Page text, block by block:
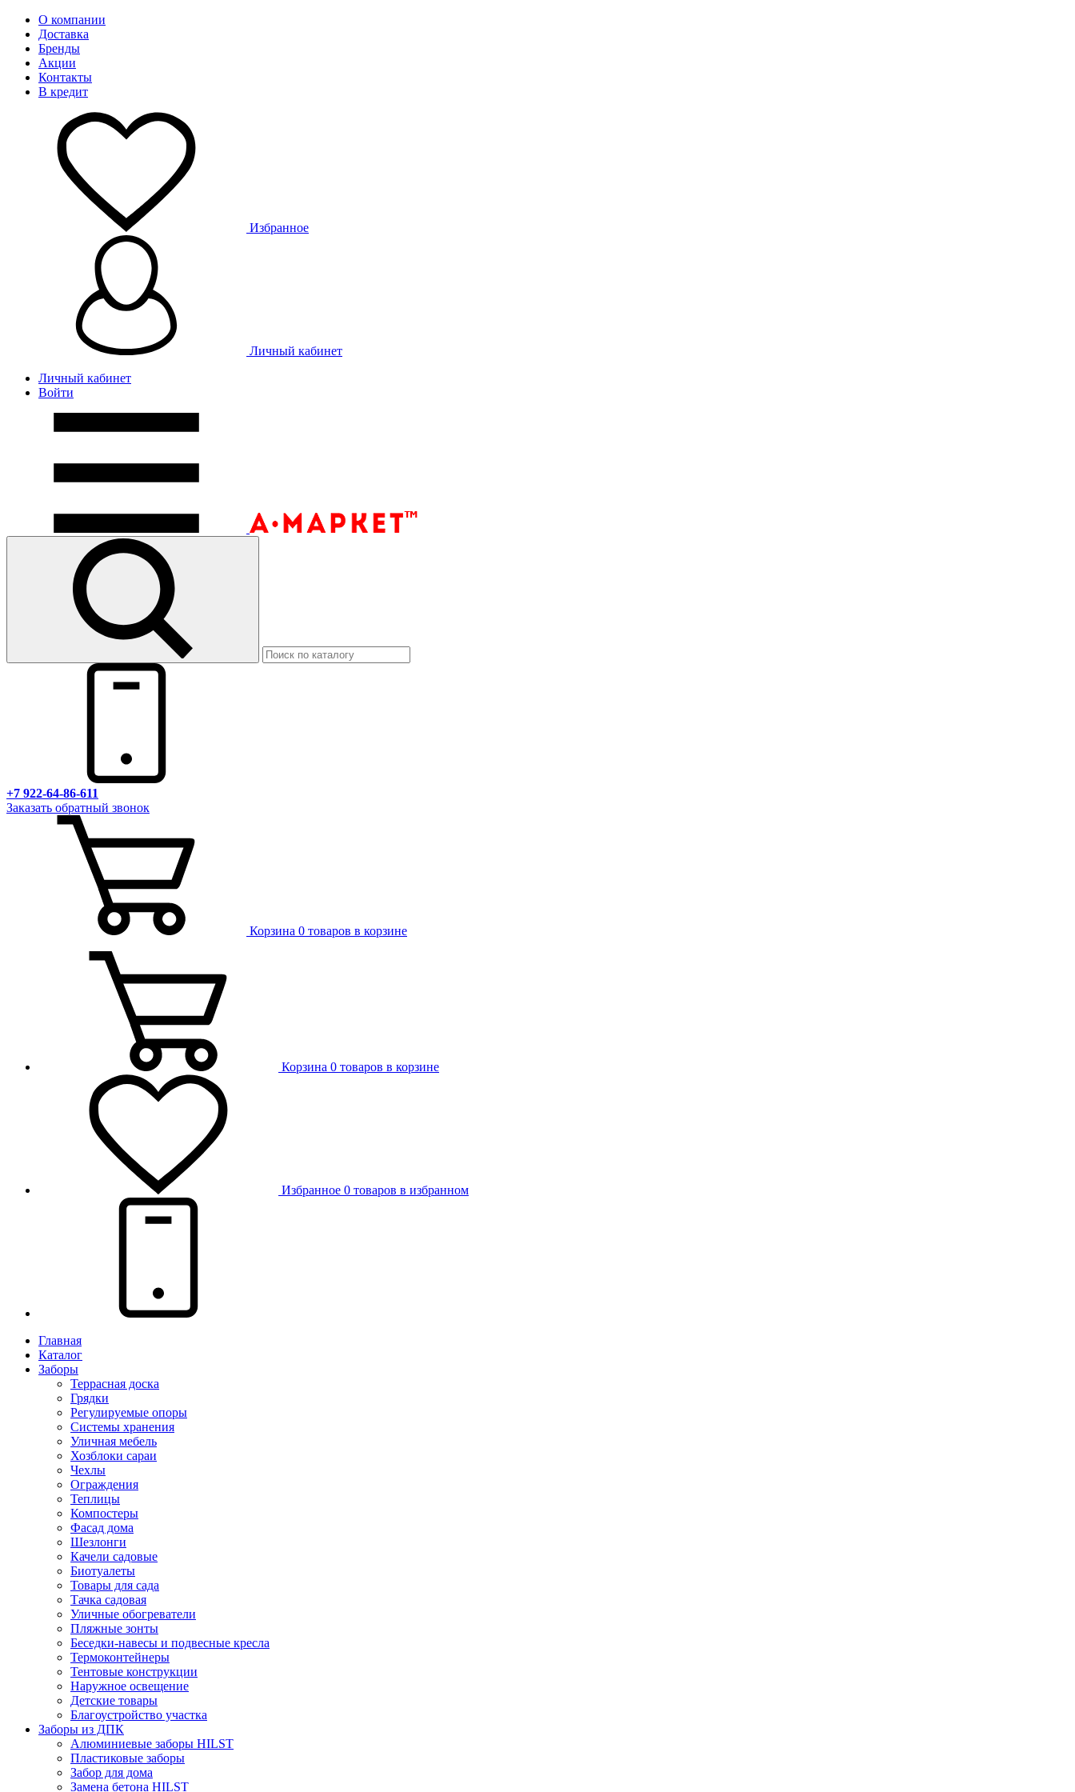
О компании
Доставка
Бренды
Акции
Контакты
В кредит
Избранное
Личный кабинет
Личный кабинет
Войти
+7 922-64-86-611
Заказать обратный звонок
Корзина 0 товаров в корзине
Корзина 0 товаров в корзине
Избранное 0 товаров в избранном
Главная
Каталог
Заборы
Террасная доска
Грядки
Регулируемые опоры
Системы хранения
Уличная мебель
Хозблоки сараи
Чехлы
Ограждения
Теплицы
Компостеры
Фасад дома
Шезлонги
Качели садовые
Биотуалеты
Товары для сада
Тачка садовая
Уличные обогреватели
Пляжные зонты
Беседки-навесы и подвесные кресла
Термоконтейнеры
Тентовые конструкции
Наружное освещение
Детские товары
Благоустройство участка
Заборы из ДПК
Алюминиевые заборы HILST
Пластиковые заборы
Забор для дома
Замена бетона HILST